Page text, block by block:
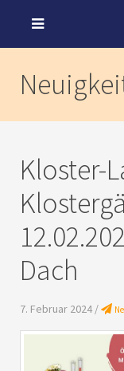
Kloster-
Dach
7. Februar 2024 /